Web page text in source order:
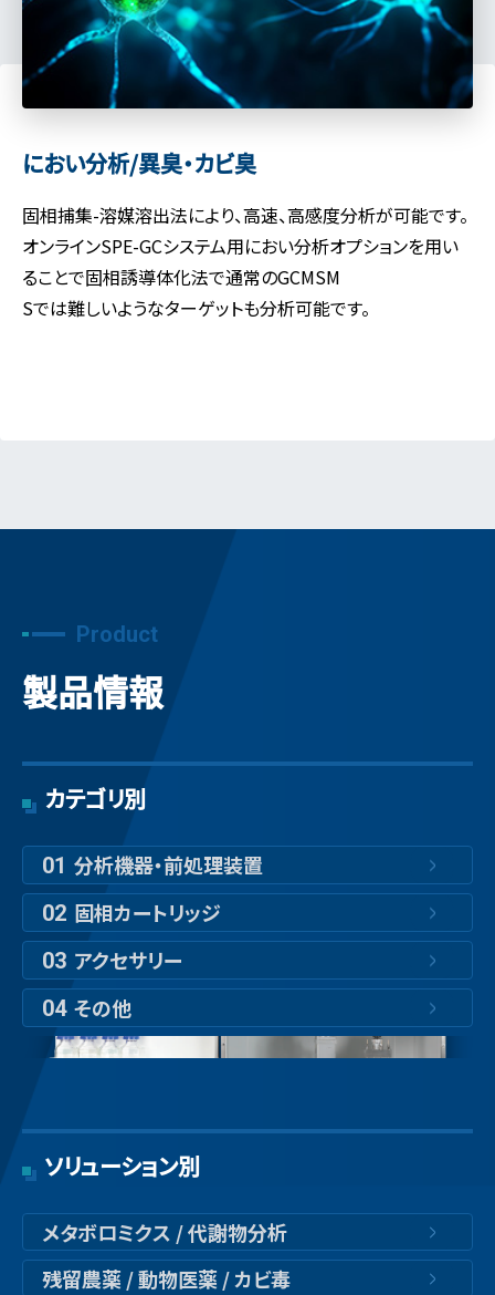
におい分析/異臭・カビ臭
固相捕集-溶媒溶出法により、高速、高感度分析が可能です。
オンラインSPE-GCシステム用におい分析オプションを用い
ることで固相誘導体化法で通常のGCMSM
Sでは難しいようなターゲットも分析可能です。
Product
製品情報
カテゴリ別
01 分析機器・前処理装置
02 固相カートリッジ
03 アクセサリー
04 その他
ソリューション別
メタボロミクス / 代謝物分析
残留農薬 / 動物医薬 / カビ毒